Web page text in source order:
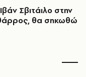
Σβιτάιλο στην
θα σηκωθώ